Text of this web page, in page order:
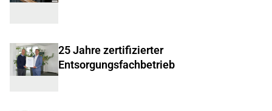
25 Jahre zertifizierter
Entsorgungsfachbetrieb